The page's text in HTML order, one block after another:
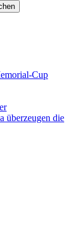
Cup
überzeugen die